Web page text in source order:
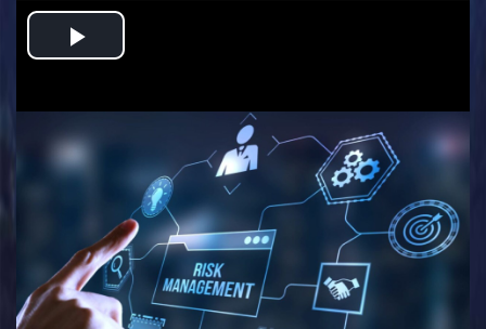
Play
Video